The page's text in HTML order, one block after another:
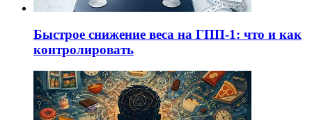
Быстрое снижение веса на ГПП-1: что и как
контролировать